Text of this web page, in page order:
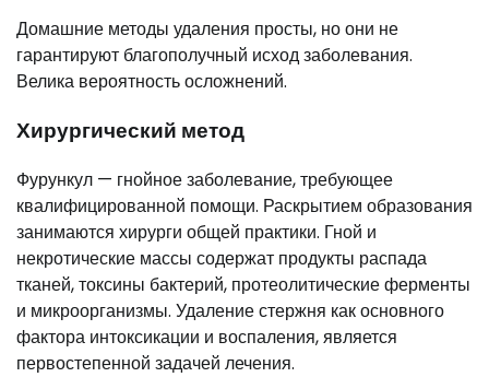
Домашние методы удаления просты, но они не
гарантируют благополучный исход заболевания.
Велика вероятность осложнений.
Хирургический метод
Фурункул — гнойное заболевание, требующее
квалифицированной помощи. Раскрытием образования
занимаются хирурги общей практики. Гной и
некротические массы содержат продукты распада
тканей, токсины бактерий, протеолитические ферменты
и микроорганизмы. Удаление стержня как основного
фактора интоксикации и воспаления, является
первостепенной задачей лечения.